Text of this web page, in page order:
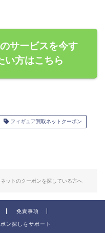
サービスを今す
い方はこちら
フィギュア買取ネットクーポン
ットのクーポンを探している方へ
免責事項
ン探しをサポート